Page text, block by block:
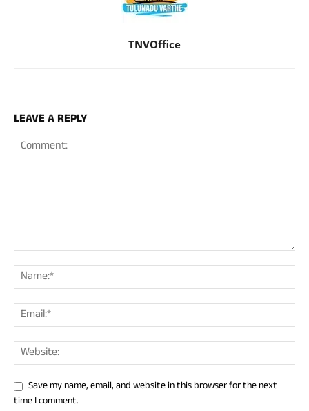
TNVOffice
LEAVE A REPLY
Save my name, email, and website in this browser for the next
time I comment.